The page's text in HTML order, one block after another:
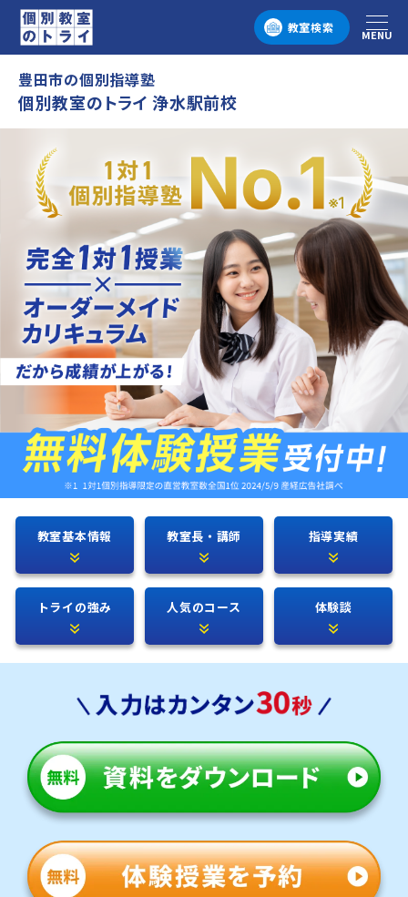
教室検索
メニュー
MENU
豊田市の個別指導塾
個別教室のトライ 浄水駅前校
教室基本情報 教室長・講師 指導実績
トライの強み 人気のコース 体験談